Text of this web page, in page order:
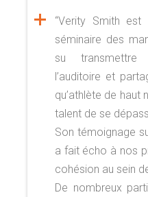
“Verity Smith
séminaire des
su
l’auditoire et
qu’athlète de haut
talent de se
Son témoignage
a fait écho à nos
cohésion au sein
De nombreux